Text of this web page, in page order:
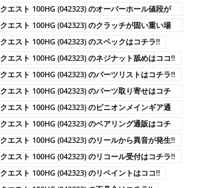
エスト 100HG (042323) のオーバーホール値段が
エスト 100HG (042323) のクラッチが固い重い場
エスト 100HG (042323) のスペックはコチラ!!
エスト 100HG (042323) のネジナット舐めはココ!!
エスト 100HG (042323) のパーツリストはコチラ!!
エスト 100HG (042323) のパーツ取り寄せはコチ
エスト 100HG (042323) のピニオンメインギア通
エスト 100HG (042323) のベアリング通販はコチ
エスト 100HG (042323) のリールから異音が発生!!
エスト 100HG (042323) のリコール受付はコチラ!!
エスト 100HG (042323) のリペイントはココ!!